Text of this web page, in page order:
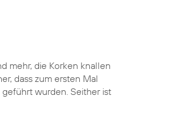
mehr, die Korken knallen
dass zum ersten Mal
wurden. Seither ist